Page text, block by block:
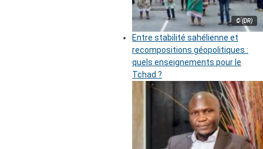
© (DR)
Entre stabilité sahélienne et
recompositions géopolitiques :
quels enseignements pour le
Tchad ?